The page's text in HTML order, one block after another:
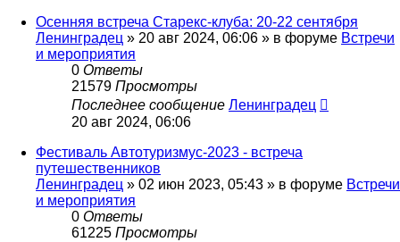
Осенняя встреча Старекс-клуба: 20-22 сентября
Ленинградец » 20 авг 2024, 06:06 » в форуме Встречи
и мероприятия
0 Ответы
21579 Просмотры
Последнее сообщение Ленинградец
20 авг 2024, 06:06
Фестиваль Автотуризмус-2023 - встреча
путешественников
Ленинградец » 02 июн 2023, 05:43 » в форуме Встречи
и мероприятия
0 Ответы
61225 Просмотры